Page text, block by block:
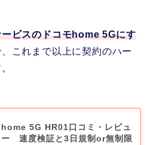
ビスのドコモhome 5Gにす
これまで以上に契約のハー
home 5G HR01口コミ・レビュ
ー 速度検証と3日規制or無制限